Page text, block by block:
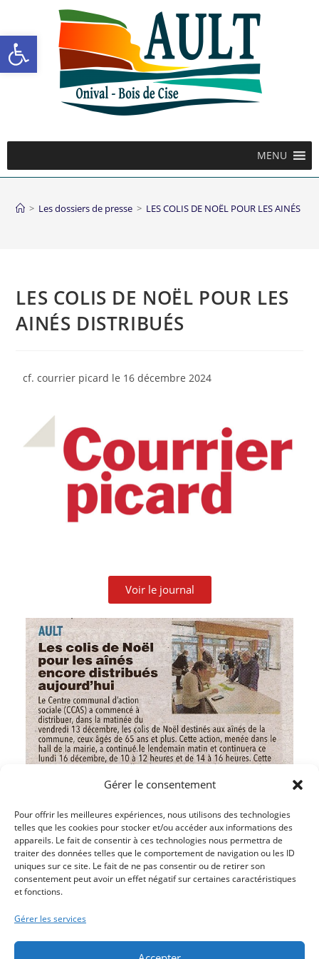
Ouvrir la barre d’outils
Gérer le consentement
Pour offrir les meilleures expériences, nous utilisons des technologies
telles que les cookies pour stocker et/ou accéder aux informations des
appareils. Le fait de consentir à ces technologies nous permettra de
traiter des données telles que le comportement de navigation ou les ID
uniques sur ce site. Le fait de ne pas consentir ou de retirer son
consentement peut avoir un effet négatif sur certaines caractéristiques
et fonctions.
Gérer les services
MENU
> Les dossiers de presse > LES COLIS DE NOËL POUR LES AINÉS
LES COLIS DE NOËL POUR LES
AINÉS DISTRIBUÉS
cf. courrier picard le 16 décembre2024
Voir le journal
Article précédent
L’ANCIEN CENTRE MÉDICO-SOCIAL ABRITERA LES
ASSOCIATIONS